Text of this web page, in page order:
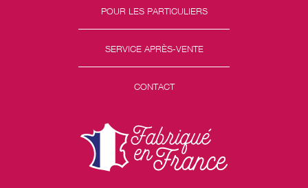
POUR LES PARTICULIERS
SERVICE APRÈS-VENTE
CONTACT